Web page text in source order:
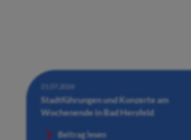
21.07.2026
Stadtführungen und Konzerte am
Wochenende in Bad Hersfeld
Beitrag lesen